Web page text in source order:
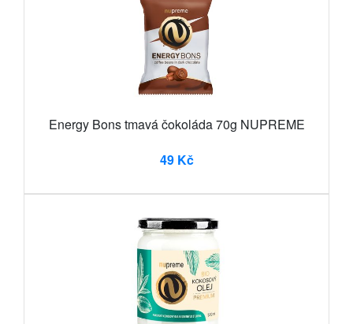
Energy Bons tmavá čokoláda 70g NUPREME
49 Kč